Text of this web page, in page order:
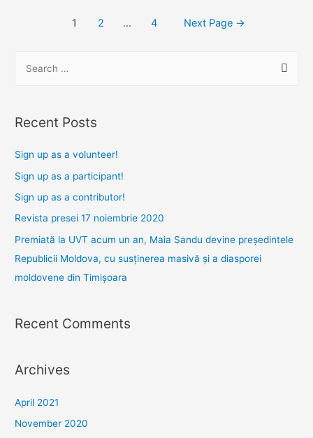
1 2 … 4 Next Page →
r
h
f
o
Recent Posts
Sign up as a volunteer!
Sign up as a participant!
Sign up as a contributor!
Revista presei 17 noiembrie 2020
Premiată la UVT acum un an, Maia Sandu devine președintele
Republicii Moldova, cu susținerea masivă și a diasporei
moldovene din Timișoara
Recent Comments
Archives
April 2021
November 2020